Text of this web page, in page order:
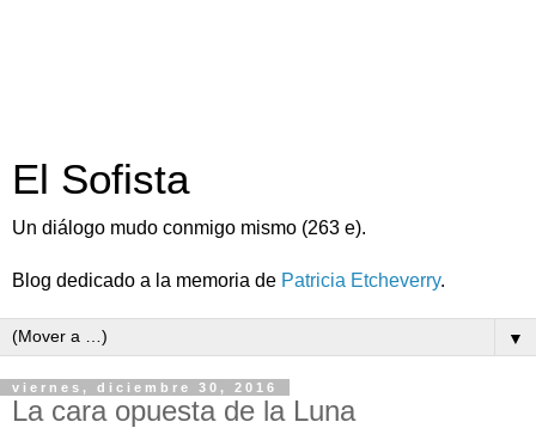
El Sofista
Un diálogo mudo conmigo mismo (263 e).
Blog dedicado a la memoria de Patricia Etcheverry.
▼
viernes, diciembre 30, 2016
La cara opuesta de la Luna